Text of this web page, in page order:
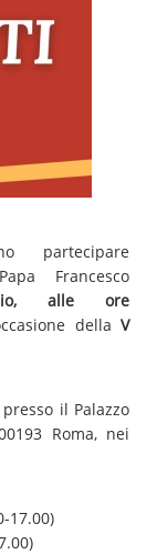
partecipare
Francesco
alle ore
della V
il Palazzo
Roma, nei
17.00)